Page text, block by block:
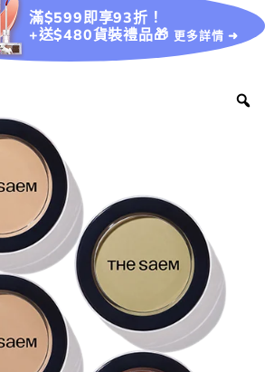
滿$599即享93折！
+送$480貨裝禮品🎁 更多詳情 ➜